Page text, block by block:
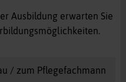
Ausbildung erwarten Sie
/ zum Pflegefachmann